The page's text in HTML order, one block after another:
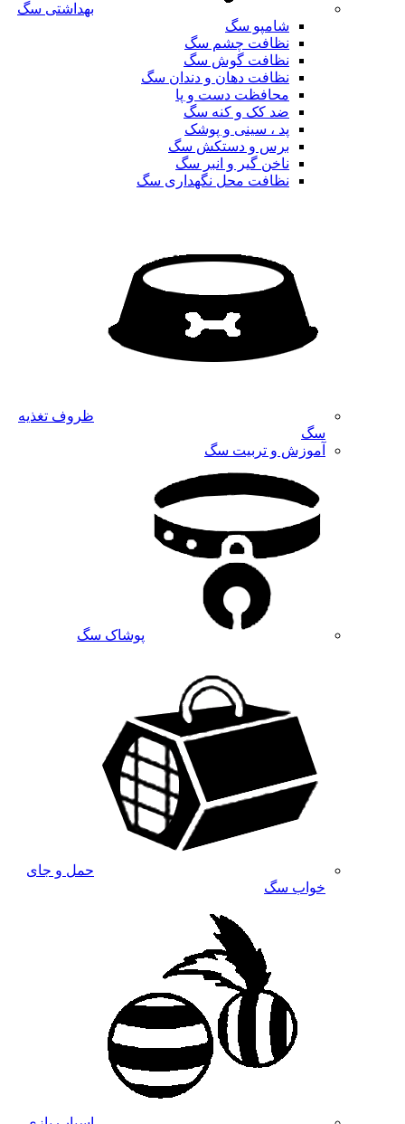
بهداشتی سگ
شامپو سگ
نظافت چشم سگ
نظافت گوش سگ
نظافت دهان و دندان سگ
محافظت دست و پا
ضد کک و کنه سگ
پد ، سینی و پوشک
برس و دستکش سگ
ناخن گیر و انبر سگ
نظافت محل نگهداری سگ
ظروف تغذیه
سگ
آموزش و تربیت سگ
پوشاک سگ
حمل و جای
خواب سگ